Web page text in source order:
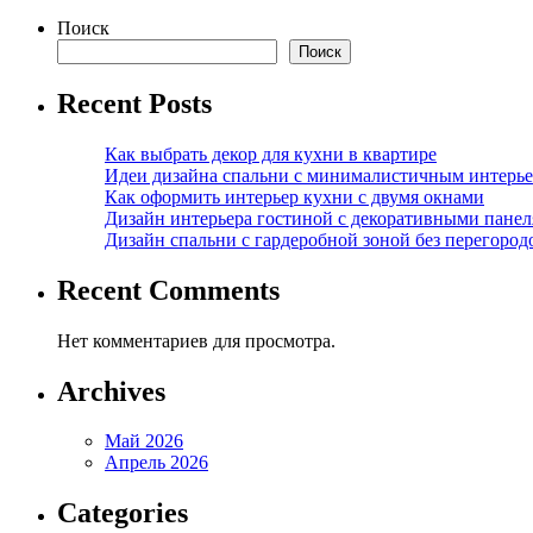
Поиск
Поиск
Recent Posts
Как выбрать декор для кухни в квартире
Идеи дизайна спальни с минималистичным
Как оформить интерьер кухни с двумя окнами
Дизайн интерьера гостиной с декоративными
Дизайн спальни с гардеробной зоной без
Recent Comments
Нет комментариев для просмотра.
Archives
Май 2026
Апрель 2026
Categories